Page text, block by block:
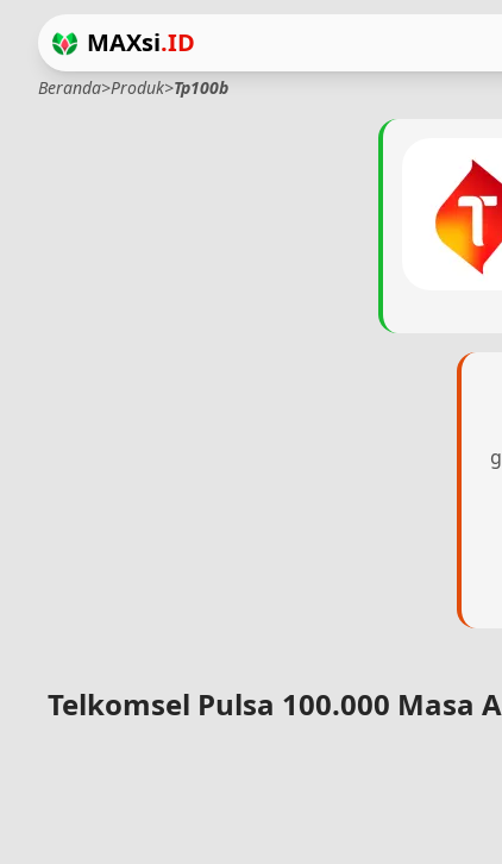
MAXsi.ID
Beranda>Produk>Tp100b
Telkomsel Pulsa 100.000